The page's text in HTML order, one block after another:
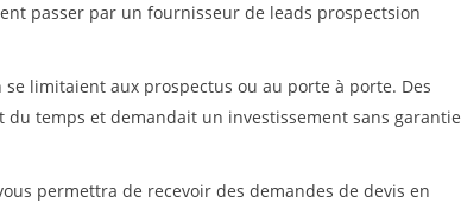
passer par un fournisseur de leads prospectsion
limitaient aux prospectus ou au porte à porte. Des
temps et demandait un investissement sans garantie
permettra de recevoir des demandes de devis en